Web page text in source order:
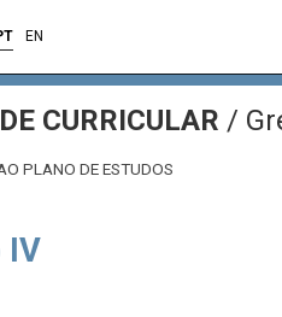
EN
CURRICULAR /
PLANO DE ESTUDOS
IV